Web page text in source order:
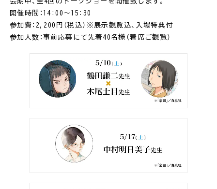
開催時間：14:00〜15:30
参加費：2,200円（税込）※展示観覧込、入場特典付
参加人数：事前応募にて先着40名様（着席ご観覧）